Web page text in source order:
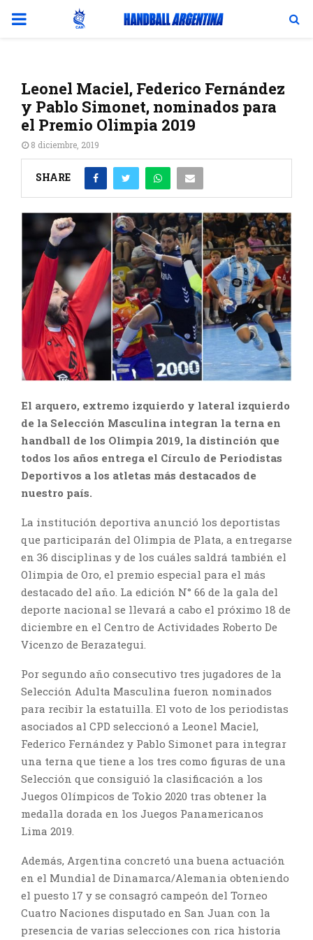
PRIMARY
Leonel Maciel, Federico Fernández
y Pablo Simonet, nominados para
el Premio Olimpia 2019
8 diciembre, 2019
SHARE
El arquero, extremo izquierdo y lateral izquierdo
de la Selección Masculina integran la terna en
handball de los Olimpia 2019, la distinción que
todos los años entrega el Círculo de Periodistas
Deportivos a los atletas más destacados de
nuestro país.
La institución deportiva anunció los deportistas
que participarán del Olimpia de Plata, a entregarse
en 36 disciplinas y de los cuáles saldrá también el
Olimpia de Oro, el premio especial para el más
destacado del año. La edición N° 66 de la gala del
deporte nacional se llevará a cabo el próximo 18 de
diciembre en el Centro de Actividades Roberto De
Vicenzo de Berazategui.
Por segundo año consecutivo tres jugadores de la
Selección Adulta Masculina fueron nominados
para recibir la estatuilla. El voto de los periodistas
asociados al CPD seleccionó a Leonel Maciel,
Federico Fernández y Pablo Simonet para integrar
una terna que tiene a los tres como figuras de una
Selección que consiguió la clasificación a los
Juegos Olímpicos de Tokio 2020 tras obtener la
medalla dorada en los Juegos Panamericanos
Lima 2019.
Además, Argentina concretó una buena actuación
en el Mundial de Dinamarca/Alemania obteniendo
el puesto 17 y se consagró campeón del Torneo
Cuatro Naciones disputado en San Juan con la
presencia de varias selecciones con rica historia